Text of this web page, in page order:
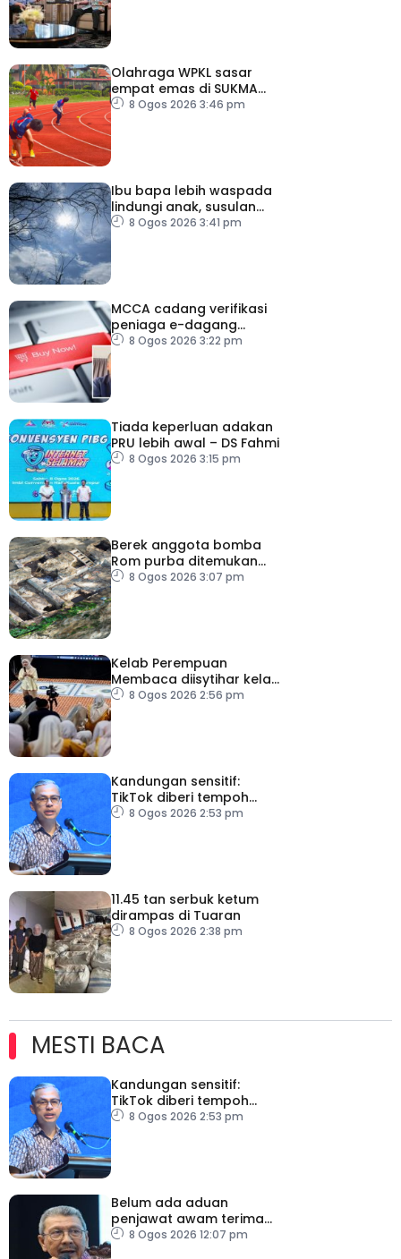
Olahraga WPKL sasar
empat emas di SUKMA
20268 Ogos 2026 3:46 pm
Ibu bapa lebih waspada
lindungi anak, susulan
indeks UV sangat tinggi
8 Ogos 2026 3:41 pm
MCCA cadang verifikasi
peniaga e-dagang
tangani lambakan
8 Ogos 2026 3:22 pm
Tiada keperluan adakan
PRU lebih awal – DS Fahmi
8 Ogos 2026 3:15 pm
Berek anggota bomba
Rom purba ditemukan
berhampiran Colosseum
8 Ogos 2026 3:07 pm
Kelab Perempuan
Membaca diisytihar kelab
membaca terbesar di
8 Ogos 2026 2:56 pm
Kandungan sensitif:
TikTok diberi tempoh
perkukuh sistem
8 Ogos 2026 2:53 pm
11.45 tan serbuk ketum
dirampas di Tuaran
8 Ogos 2026 2:38 pm
MESTI BACA
Kandungan sensitif:
TikTok diberi tempoh
perkukuh sistem
8 Ogos 2026 2:53 pm
Belum ada aduan
penjawat awam terima
tekanan daripada ahli
8 Ogos 2026 12:07 pm